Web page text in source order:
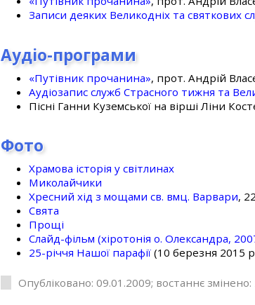
Записи деяких Великодніх та святкових
Аудіо-програми
«Путівник прочанина», прот. Андрій
Аудіозапис служб Страсного тижня та
Пісні Ганни Куземської на вірші Ліни
Фото
Храмова історія у світлинах
Миколайчики
Хресний хід з мощами св. вмц. Варвари,
Свята
Прощі
Слайд-фільм (хіротонія о. Олександра,
25-рiччя Нашої парафiї (10 березня 2015
Опубліковано: 09.01.2009; востаннє змінено: